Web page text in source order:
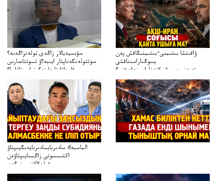
سۋبسيديالار زاڭدى تولەنزاڭدىە؟
سوتتولەنگەناپتار ايىبە؟ۋ تسوتتاعىارىن
قايجاۋاپتارعا نەگىز ايىپتاۋا ما؟
تۇجىرىمدارىنقايتاقاراۋعانەگىزبولاالاما؟
ۋاقىتشا بىتىمنىءبىتىمنىڭاقش پەن
يسوڭىاراسىناقشى
تەپەنىرەسيرانىكتەناراسىنداعىقتى؟
تەكەتىرەسنەلىكتەنقايتاۋشىقتى؟
الماسبەك سادىربايسادىربايدىڭيىپتاۋ
اكتىسسوتى زاڭسىايىپتاۋەن
قولدااكتىسىنىڭەن
ميلليونزاڭسىزدىعىمەنقولدانوسىرىلگەنميلليوندار